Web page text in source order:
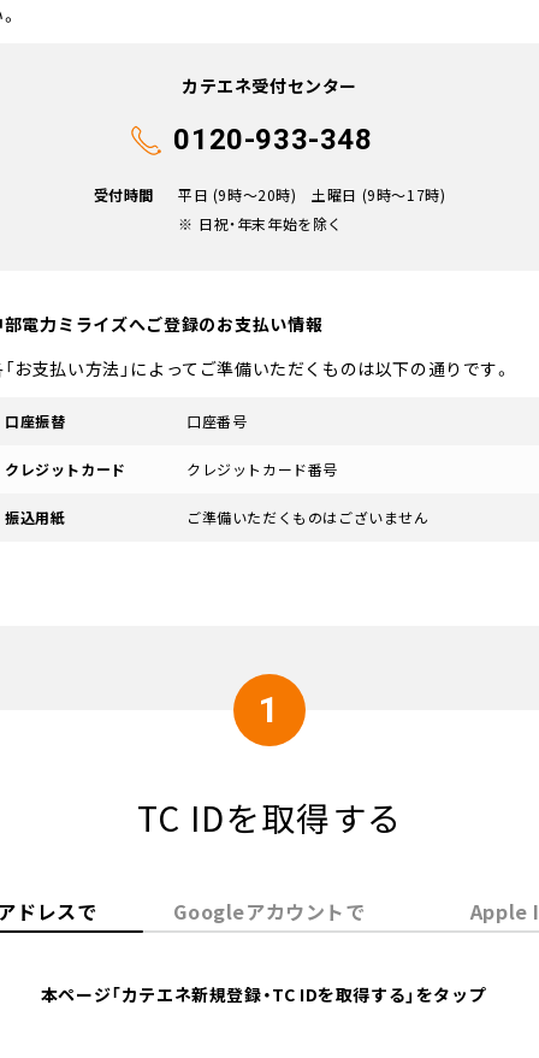
カテエネ受付センター
0120-933-348
受付時間 平日 (9時〜20時) 土曜日 (9時〜17時)
日祝・年末年始を除く
部電力ミライズへご登録のお支払い情報
お支払い方法」によってご準備いただくものは以下の通りです。
口座振替 口座番号
クレジットカード クレジットカード番号
振込用紙 ご準備いただくものはございません
1
TC IDを取得する
ドレスで Googleアカウントで Apple
本ページ「カテエネ新規登録・TC IDを取得する」をタップ